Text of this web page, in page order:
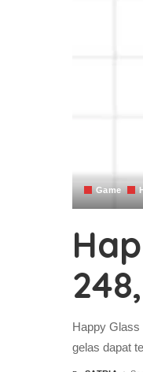
Game
Happy Glass
gelas dapat